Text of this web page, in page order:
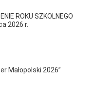
ROKU SZKOLNEGO
2026 r.
Małopolski 2026”